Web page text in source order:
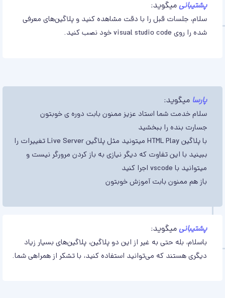
پشتیبانیمیگوید:
سلام، جلسات قبل را با دقت مشاهده کنید و پلاگین‌های معرفی
شده را روی visual studio code خود نصب کنید.
پارسا میگوید:
سلام خدمت شما استاد عزیز ممنون بابت دوره ی خوبتون
جسارت بنده را ببخشید
با پلاگین HTML Play میتونید مثل پلاگین Live Server تغییرات را
ببینید با این تفاوت که دیگر نیازی به باز کردن مرورگر نیست و
میتوانید با vscode اجرا کنید
باز هم ممنون بابت آموزش خوبتون
پشتیبانیمیگوید:
باسلام، بله حتی به غیر از این دو پلاگین، پلاگین‌های بسیار زیاد
دیگری هستند که می‌توانید استفاده کنید، با تشکر از همراهی شما.